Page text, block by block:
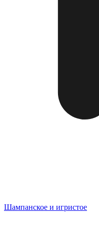
Шампанское и игристое